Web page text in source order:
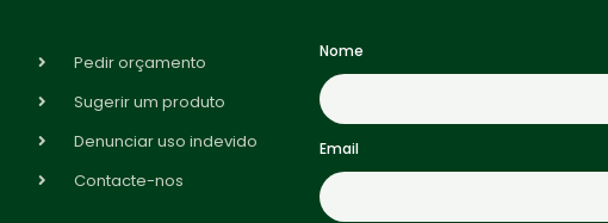
Pedir orçamento
Sugerir um produto
Denunciar uso indevido
Contacte-nos
Nome
Email